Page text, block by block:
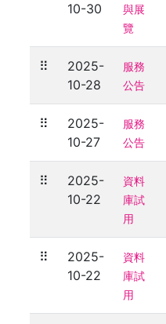
10-30
與展
覽
⠿
2025-
10-28
服務
公告
⠿
2025-
10-27
服務
公告
⠿
2025-
10-22
資料
庫試
用
⠿
2025-
10-22
資料
庫試
用